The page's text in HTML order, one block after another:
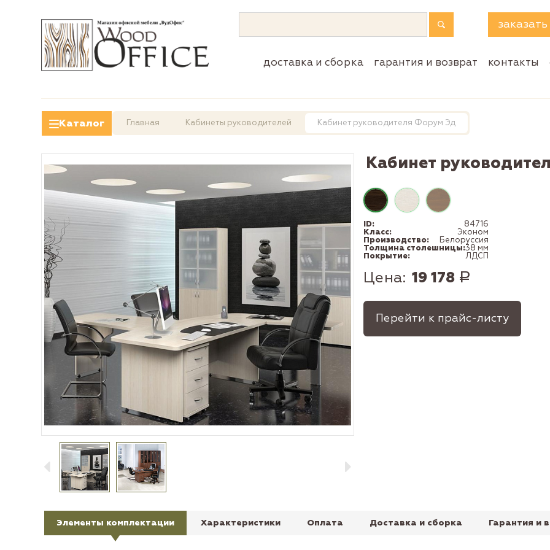
доставка и сборка гарантия и возврат контакты
Каталог Главная Кабинеты руководителей Кабинет руководителя Форум Эд
Кабинет
ID:
84716
Класс:
Эконом
Производство:
Белоруссия
Толщина столешницы:38 мм
Покрытие:
ЛДСП
Цена: 19 178 Р
Перейти к прайс-листу
Элементы комплектации Характеристики Оплата Доставка и сборка Гарантия и